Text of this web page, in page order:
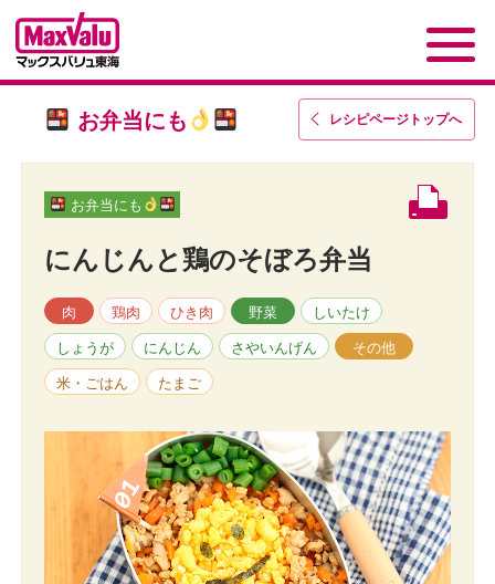
レシピページトップへ
お弁当にも
お弁当にも
にんじんと鶏のそぼろ弁当
肉 鶏肉 ひき肉 野菜 しいたけ
しょうが にんじん さやいんげん その他
米・ごはん たまご